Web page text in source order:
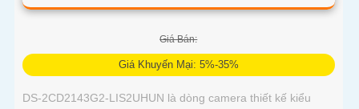
Giá Bán:
Giá Khuyến Mại: 5%-35%
DS-2CD2143G2-LIS2UHUN là dòng camera thiết kế kiểu